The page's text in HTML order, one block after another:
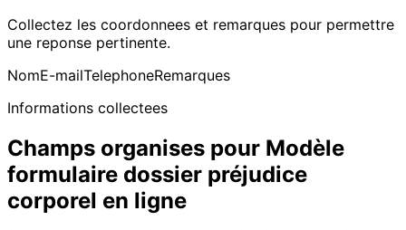
Collectez les coordonnees et remarques pour permettre
une reponse pertinente.
NomE-mailTelephoneRemarques
Informations collectees
Champs organises pour Modèle
formulaire dossier préjudice
corporel en ligne